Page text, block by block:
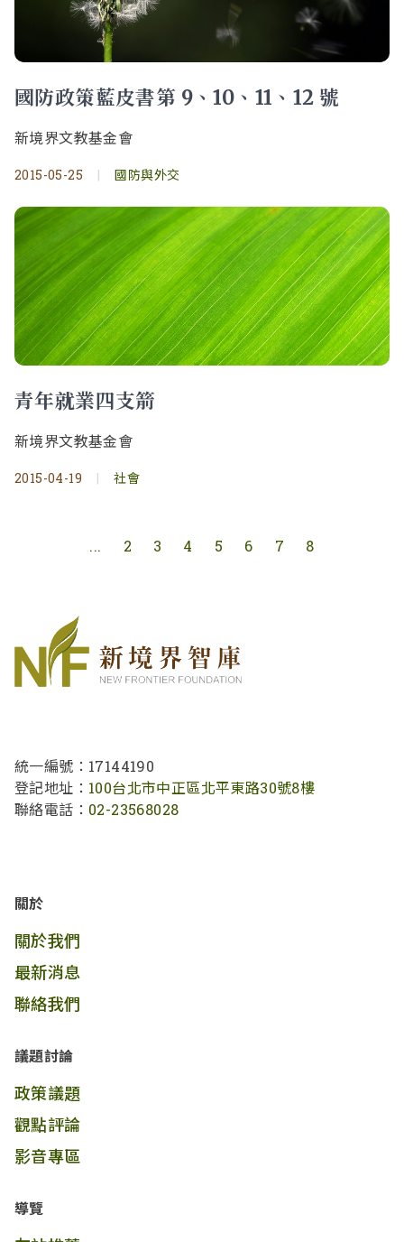
國防政策藍皮書第 9、10、11、12 號
新境界文教基金會
2015-05-25 | 國防與外交
青年就業四支箭
新境界文教基金會
2015-04-19 | 社會
... 2 3 4 5 6 7 8
統一編號：17144190
登記地址： 100台北市中正區北平東路30號8樓
聯絡電話： 02-23568028
關於
關於我們
最新消息
聯絡我們
議題討論
政策議題
觀點評論
影音專區
導覽